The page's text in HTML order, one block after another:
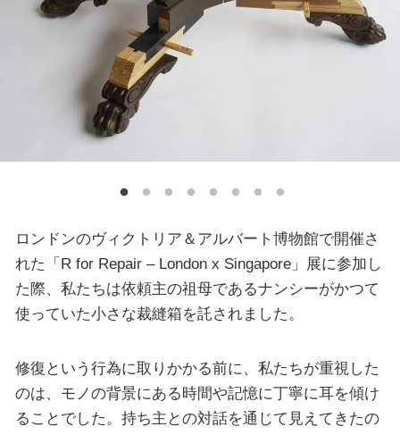
ロンドンのヴィクトリア＆アルバート博物館で開催さ
れた「R for Repair – London x Singapore」展に参加し
た際、私たちは依頼主の祖母であるナンシーがかつて
使っていた小さな裁縫箱を託されました。
修復という行為に取りかかる前に、私たちが重視した
のは、モノの背景にある時間や記憶に丁寧に耳を傾け
ることでした。持ち主との対話を通じて見えてきたの